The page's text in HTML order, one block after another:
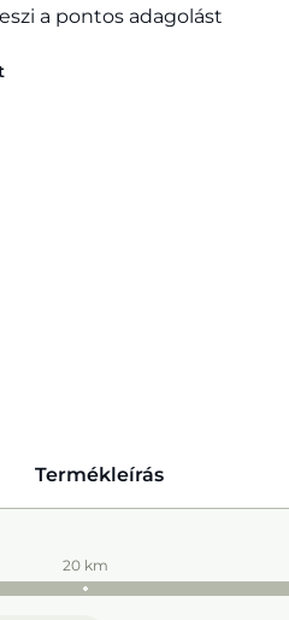
a pontos adagolást
Termékleírás
20 km